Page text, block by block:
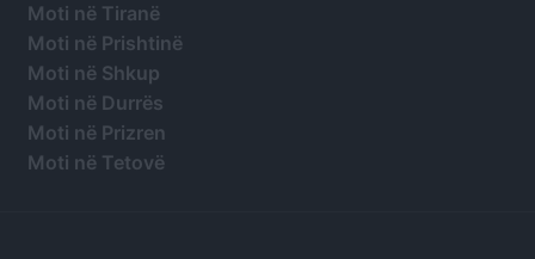
Moti në Tiranë
Moti në Prishtinë
Moti në Shkup
Moti në Durrës
Moti në Prizren
Moti në Tetovë